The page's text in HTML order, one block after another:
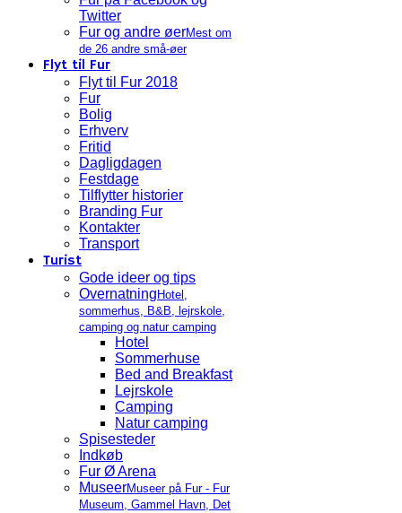
Twitter
Fur og andre øerMest om
de 26 andre små-øer
Flyt til Fur
Flyt til Fur 2018
Fur
Bolig
Erhverv
Fritid
Dagligdagen
Festdage
Tilflytter historier
Branding Fur
Kontakter
Transport
Turist
Gode ideer og tips
Overnatning Hotel,
sommerhus, B&B, lejrskole,
camping og natur camping
Hotel
Sommerhuse
Bed and Breakfast
Lejrskole
Camping
Natur camping
Spisesteder
Indkøb
Fur Ø Arena
MuseerMuseer på Fur - Fur
Museum, Gammel Havn, Det